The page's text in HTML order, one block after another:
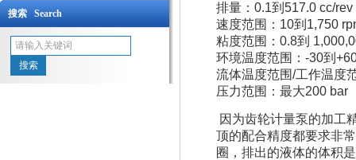
搜索 Search
排量：0.1到517.0 cc/
速度范围：10到1,750
粘度范围：0.8到
环境温度范围：-30到
流体温度范围/工作温度
压力范围：最大200 bar
因为齿轮计量泵的加工
顶的配合精度都要求非
圈，排出的液体的体积